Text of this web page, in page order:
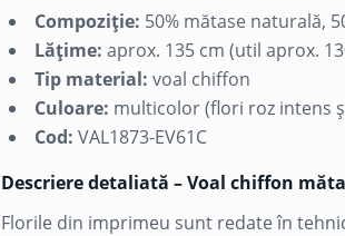
Compoziție: 50% mătase naturală,
Lățime: aprox. 135 cm (util aprox.
Tip material: voal chiffon
Culoare: multicolor (flori roz intens
Cod: VAL1873-EV61C
Descriere detaliată – Voal chiffon
Florile din imprimeu sunt redate în